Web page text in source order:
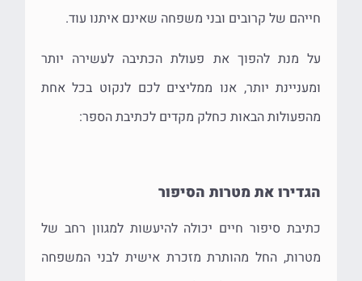
חייהם של קרובים ובני משפחה שאינם איתנו עוד.
על מנת להפוך את פעולת הכתיבה לעשירה יותר
ומעניינת יותר, אנו ממליצים לכם לנקוט בכל אחת
מהפעולות הבאות כחלק מקדים לכתיבת הספר:
הגדירו את מטרות הסיפור
כתיבת סיפור חיים יכולה להיעשות למגוון רחב של
מטרות, החל מהותרת מזכרת אישית לבני המשפחה